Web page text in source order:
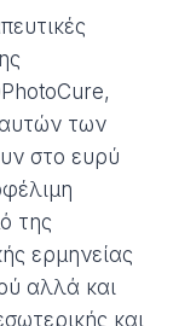
αυτών των
στο ευρύ
της
ερμηνείας
αλλά και
και